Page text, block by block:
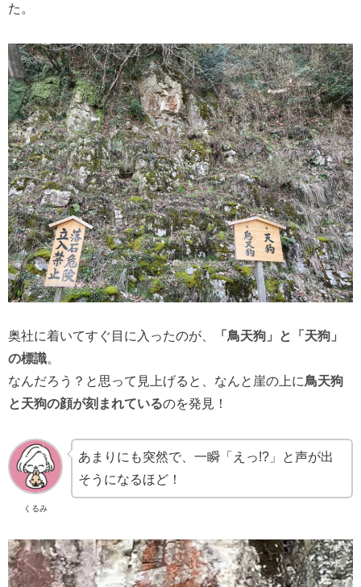
た。
奥社に着いてすぐ目に入ったのが、
「鳥天狗」と「天狗」
の標識。
なんだろう？と思って見上げると、なんと崖の上に鳥天狗
と天狗の顔が刻まれているのを発見！
くるみ
あまりにも突然で、一瞬「えっ!?」と声が出
そうになるほど！